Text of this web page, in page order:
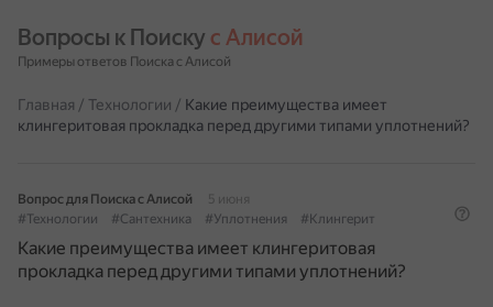
Вопросы к Поиску с Алисой
Примеры ответов Поиска с Алисой
Главная / Технологии / Какие преимущества имеет
клингеритовая прокладка перед другими типами уплотнений?
Вопрос для Поиска с Алисой
5 июня
#Технологии
#Сантехника #Уплотнения #Клингерит
Какие преимущества имеет клингеритовая
прокладка перед другими типами уплотнений?